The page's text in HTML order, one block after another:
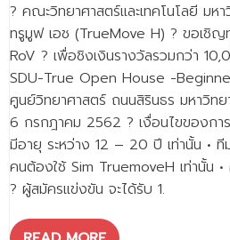
? คณะวิทยาศาสตร์และเทคโนโลยี ม
ทรูมูฟ เอช (TrueMove H) ? ขอเชิญ
RoV ? เพื่อชิงเงินรางวัลรวมกว่า
SDU-True Open House -
ศูนย์วิทยาศาสตร์ ถนนสิรินธร มหาวิท
6 กรกฎาคม 2562 ? เงื่อนไขของกา
มีอายุ ระหว่าง 12 – 20 ปี เท่านั้น • ที
คนต้องใช้ Sim TruemoveH เท่านั้น
? ผู้สมัครแข่งขัน จะได้รับ 1.